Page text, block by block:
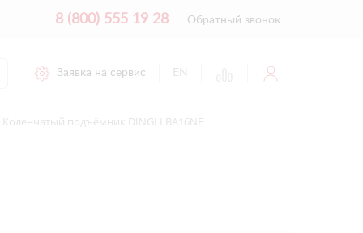
8 (800) 555 19 28 Обратный звонок
Заявка на сервис EN
Коленчатый подъёмник DINGLI BA16NE